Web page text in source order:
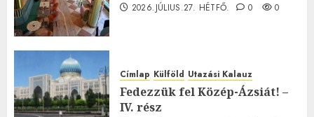
2026.JÚLIUS.27. HÉTFŐ. 0 0
Címlap Külföld Utazási Kalauz
Fedezzük fel Közép-Ázsiát! –
IV. rész